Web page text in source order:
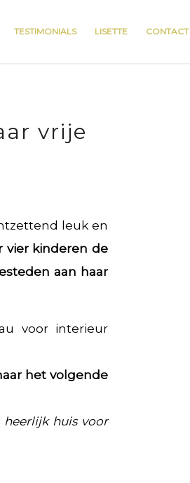
TESTIMONIALS LISETTE CONTACT
vrije
leuk en
vier kinderen de
aan haar
voor interieur
het volgende
heerlijk huis voor